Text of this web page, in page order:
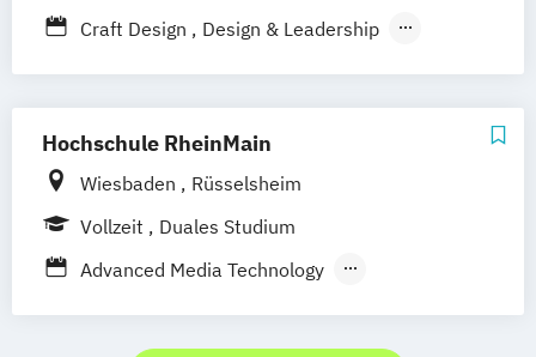
Heilbronn Kassel Leipzig Mannheim
München Bochum Kaiserslautern
Wiesbaden Regenstauf Dresden
Hoyerswerda Magdeburg
Schwentinental / Kiel Stein / Nürnberg
Craft Design
Design & Leadership
Informationsdesign
Hochschule RheinMain
Wiesbaden
Rüsselsheim
Vollzeit
Duales Studium
Advanced Media Technology